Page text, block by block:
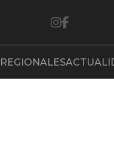
REGIONALES